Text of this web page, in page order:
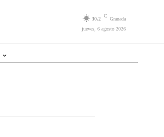
30.2
C
Granada
jueves, 6 agosto 2026